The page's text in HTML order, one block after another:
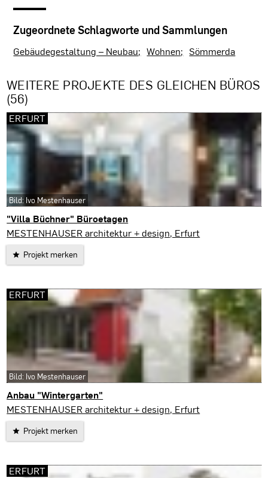
Zugeordnete Schlagworte und Sammlungen
Gebäudegestaltung – Neubau Wohnen Sömmerda
WEITERE PROJEKTE DES GLEICHEN BÜROS
(56)
"Villa Büchner" Büroetagen
Erfurt
MESTENHAUSER architektur + design, Erfurt
Projekt merken
ERFURT
Bild: Ivo Mestenhauser
Anbau "Wintergarten"
Erfurt
MESTENHAUSER architektur + design, Erfurt
Projekt merken
ERFURT
Bild: Ivo Mestenhauser
ERFURT